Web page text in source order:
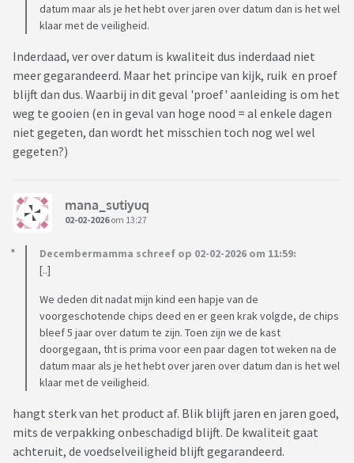
datum maar als je het hebt over jaren over datum dan is het wel
klaar met de veiligheid.
Inderdaad, ver over datum is kwaliteit dus inderdaad niet
meer gegarandeerd. Maar het principe van kijk, ruik en proef
blijft dan dus. Waarbij in dit geval 'proef' aanleiding is om het
weg te gooien (en in geval van hoge nood = al enkele dagen
niet gegeten, dan wordt het misschien toch nog wel wel
gegeten?)
mana_sutiyuq
02-02-2026om 13:27
Decembermamma schreef op 02-02-2026 om 11:59:
[..]
We deden dit nadat mijn kind een hapje van de
voorgeschotende chips deed en er geen krak volgde, de chips
bleef 5 jaar over datum te zijn. Toen zijn we de kast
doorgegaan, tht is prima voor een paar dagen tot weken na de
datum maar als je het hebt over jaren over datum dan is het wel
klaar met de veiligheid.
hangt sterk van het product af. Blik blijft jaren en jaren goed,
mits de verpakking onbeschadigd blijft. De kwaliteit gaat
achteruit, de voedselveiligheid blijft gegarandeerd.